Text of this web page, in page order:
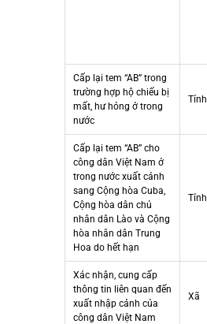
Cấp lại tem “AB” trong
trường hợp hộ chiếu bị
mất, hư hỏng ở trong
nước
Tỉnh
Cấp lại tem “AB” cho
công dân Việt Nam ở
trong nước xuất cảnh
sang Cộng hòa Cuba,
Cộng hòa dân chủ
nhân dân Lào và Cộng
hòa nhân dân Trung
Hoa do hết hạn
Tỉnh
Xác nhận, cung cấp
thông tin liên quan đến
xuất nhập cảnh của
công dân Việt Nam
Xã